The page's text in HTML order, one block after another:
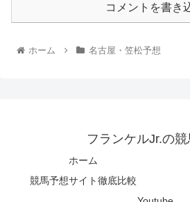
コメントを書き
ホーム 名古屋・笠松予想
フランケルJr.の
ホーム
競馬予想サイト徹底比較